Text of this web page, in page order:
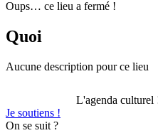
Oups… ce lieu a fermé !
Quoi
Aucune description pour ce lieu
L'agenda culturel
Je soutiens !
On se suit ?